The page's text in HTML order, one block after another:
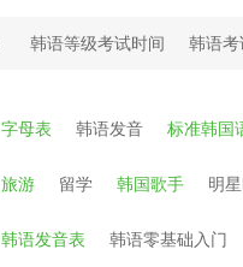
韩语等级考试时间 韩语考
字母表 韩语发音 标准韩国
旅游 留学 韩国歌手 明
韩语发音表 韩语零基础入门